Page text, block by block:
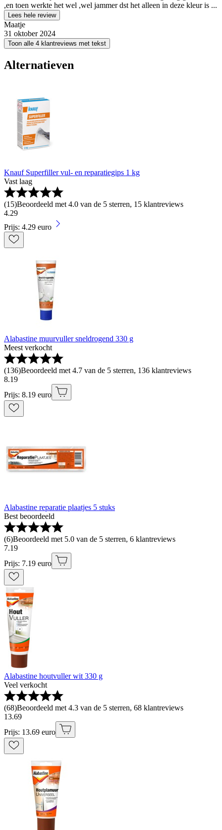
,en toen werkte het wel ,wel jammer dst het alleen in deze kleur is ...
Lees hele review
Maatje
31 oktober 2024
Toon alle 4 klantreviews met tekst
Alternatieven
Knauf Superfiller vul- en reparatiegips 1 kg
Vast laag
(15)Beoordeeld met 4.0 van de 5 sterren, 15 klantreviews
4.29
Prijs: 4.29 euro
Alabastine muurvuller sneldrogend 330 g
Meest verkocht
(136)Beoordeeld met 4.7 van de 5 sterren, 136 klantreviews
8.19
Prijs: 8.19 euro
Alabastine reparatie plaatjes 5 stuks
Best beoordeeld
(6)Beoordeeld met 5.0 van de 5 sterren, 6 klantreviews
7.19
Prijs: 7.19 euro
Alabastine houtvuller wit 330 g
Veel verkocht
(68)Beoordeeld met 4.3 van de 5 sterren, 68 klantreviews
13.69
Prijs: 13.69 euro